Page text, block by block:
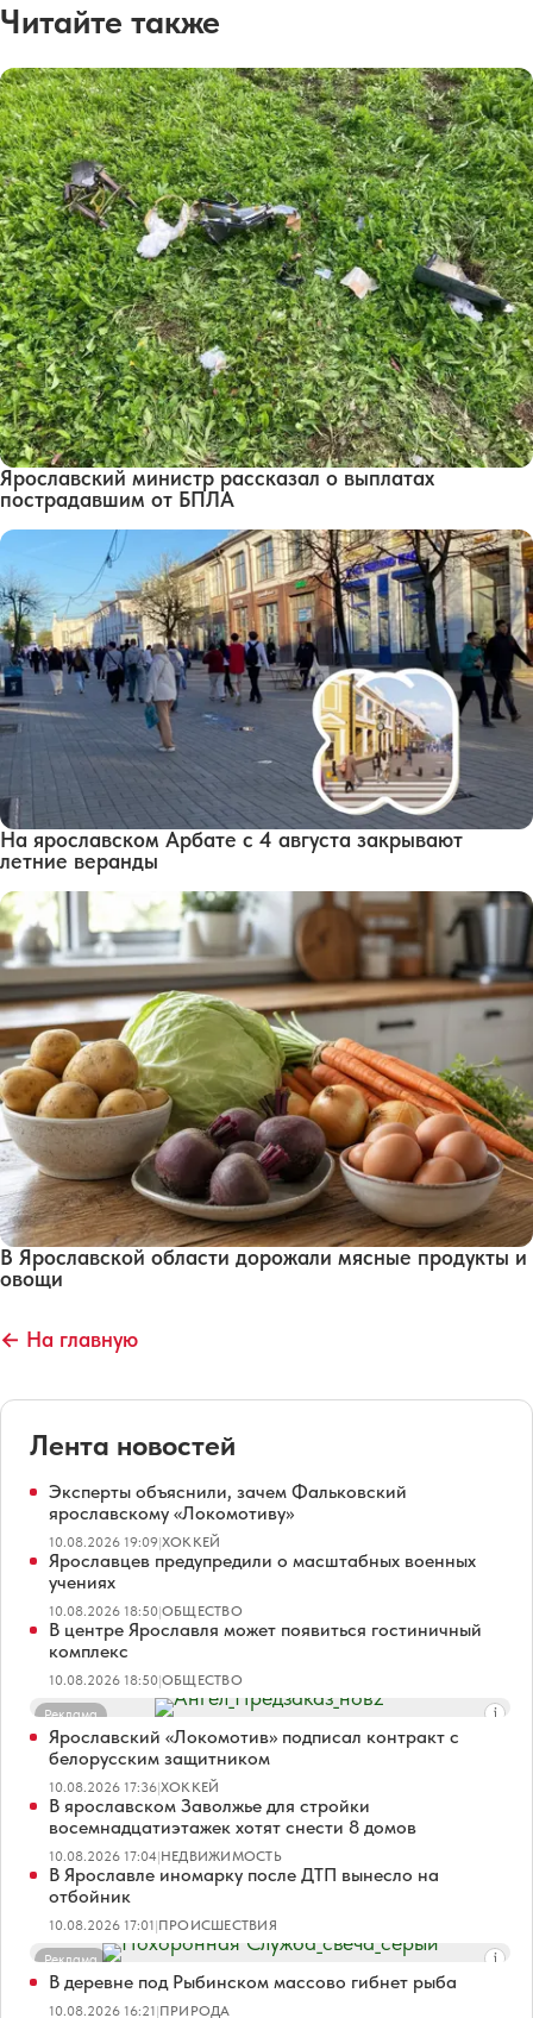
Читайте также
Ярославский министр рассказал о выплатах
пострадавшим от БПЛА
На ярославском Арбате с 4 августа закрывают
летние веранды
В Ярославской области дорожали мясные продукты и
овощи
← На главную
Лента новостей
Эксперты объяснили, зачем Фальковский
ярославскому «Локомотиву»
10.08.2026 19:09|ХОККЕЙ
Ярославцев предупредили о масштабных военных
учениях
10.08.2026 18:50|ОБЩЕСТВО
В центре Ярославля может появиться гостиничный
комплекс
10.08.2026 18:50|ОБЩЕСТВО
Реклама
Ярославский «Локомотив» подписал контракт с
белорусским защитником
10.08.2026 17:36|ХОККЕЙ
В ярославском Заволжье для стройки
восемнадцатиэтажек хотят снести 8 домов
10.08.2026 17:04|НЕДВИЖИМОСТЬ
В Ярославле иномарку после ДТП вынесло на
отбойник
10.08.2026 17:01|ПРОИСШЕСТВИЯ
Реклама
В деревне под Рыбинском массово гибнет рыба
10.08.2026 16:21|ПРИРОДА